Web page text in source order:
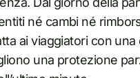
né cambi né
ai viaggiatori con una
una protezione